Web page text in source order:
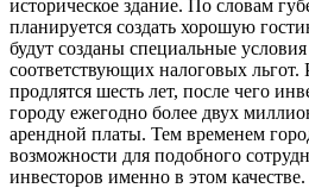
историческое здание. По словам
планируется создать хорошую
будут созданы специальные
соответствующих налоговых
продлятся шесть лет, после чего
городу ежегодно более двух
арендной платы. Тем временем
возможности для подобного
инвесторов именно в этом качестве.